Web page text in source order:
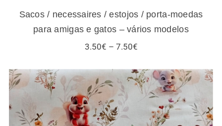
Sacos / necessaires / estojos / porta-moedas
para amigas e gatos – vários modelos
3.50€ – 7.50€Price
through
7.50€